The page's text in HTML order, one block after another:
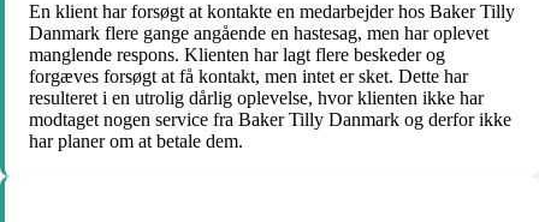
En klient har forsøgt at kontakte en medarbejder hos Baker Tilly
Danmark flere gange angående en hastesag, men har oplevet
manglende respons. Klienten har lagt flere beskeder og
forgæves forsøgt at få kontakt, men intet er sket. Dette har
resulteret i en utrolig dårlig oplevelse, hvor klienten ikke har
modtaget nogen service fra Baker Tilly Danmark og derfor ikke
har planer om at betale dem.